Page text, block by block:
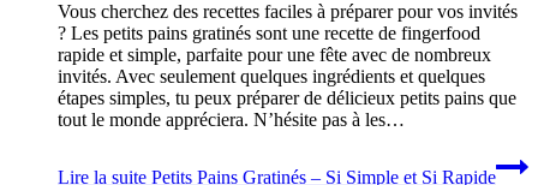
Vous cherchez des recettes faciles à préparer pour vos invités
? Les petits pains gratinés sont une recette de fingerfood
rapide et simple, parfaite pour une fête avec de nombreux
invités. Avec seulement quelques ingrédients et quelques
étapes simples, tu peux préparer de délicieux petits pains que
tout le monde appréciera. N’hésite pas à les…
Lire la suite Petits Pains Gratinés – Si Simple et Si Rapide